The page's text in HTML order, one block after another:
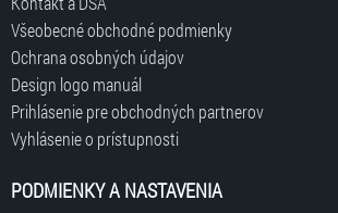
Všeobecné obchodné podmienky
Ochrana osobných údajov
Design logo manuál
Prihlásenie pre obchodných partnerov
Vyhlásenie o prístupnosti
PODMIENKY A NASTAVENIA